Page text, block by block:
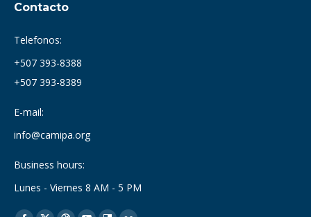
Contacto
Telefonos:
+507 393-8388
+507 393-8389
E-mail:
info@camipa.org
Business hours:
Lunes - Viernes 8 AM - 5 PM